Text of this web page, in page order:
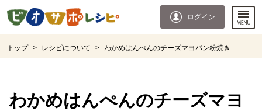
ページの先頭です。
ログイン
トップ > レシピについて > わかめはんぺんのチーズマヨパン粉焼き
わかめはんぺんのチーズマヨ